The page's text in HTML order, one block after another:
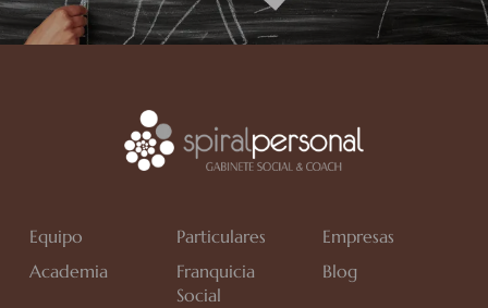
Equipo Particulares
Empresas
Academia
Franquicia
Social
Blog